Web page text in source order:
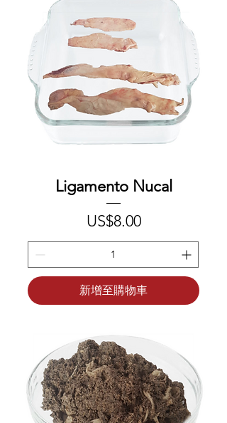
Ligamento Nucal
價格
US$8.00
新增至購物車